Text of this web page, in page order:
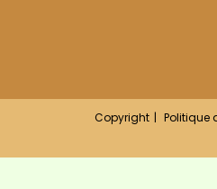
Copyright Politique